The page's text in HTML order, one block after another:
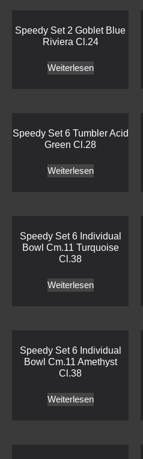
Speedy Set 2 Goblet Blue
Riviera Cl.24
Weiterlesen
Speedy Set 6 Tumbler Acid
Green Cl.28
Weiterlesen
Speedy Set 6 Individual
Bowl Cm.11 Turquoise
Cl.38
Weiterlesen
Speedy Set 6 Individual
Bowl Cm.11 Amethyst
Cl.38
Weiterlesen